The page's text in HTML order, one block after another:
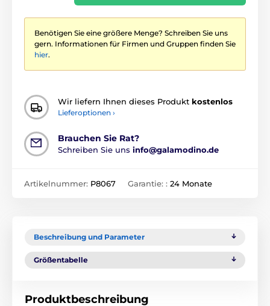
Benötigen Sie eine größere Menge? Schreiben Sie uns
gern. Informationen für Firmen und Gruppen finden Sie
hier.
Wir liefern Ihnen dieses Produkt kostenlos
Lieferoptionen ›
Brauchen Sie Rat?
Schreiben Sie uns info@galamodino.de
Artikelnummer: P8067 Garantie: : 24 Monate
Beschreibung und Parameter
Größentabelle
Produktbeschreibung